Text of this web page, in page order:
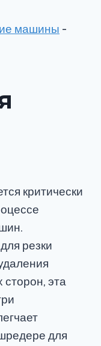
машины -
критически
резки
эта
для